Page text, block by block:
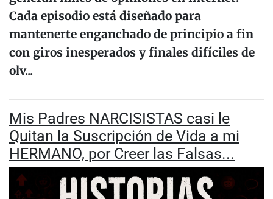
Cada episodio está diseñado para
mantenerte enganchado de principio a fin
con giros inesperados y finales difíciles de
olv...
Mis Padres NARCISISTAS casi le
Quitan la Suscripción de Vida a mi
HERMANO, por Creer las Falsas...